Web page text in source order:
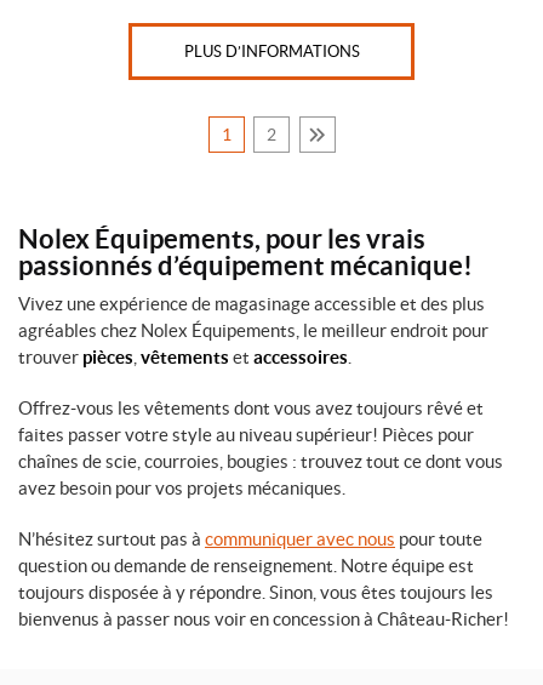
PLUS D’INFORMATIONS
1 2
Nolex Équipements, pour les vrais
passionnés d’équipement mécanique!
Vivez une expérience de magasinage accessible et des plus
agréables chez Nolex Équipements, le meilleur endroit pour
trouver pièces vêtements et accessoires
Offrez-vous les vêtements dont vous avez toujours rêvé et
faites passer votre style au niveau supérieur! Pièces pour
chaînes de scie, courroies, bougies : trouvez tout ce dont vous
avez besoin pour vos projets mécaniques.
N’hésitez surtout pas à communiquer avec nous pour toute
question ou demande de renseignement. Notre équipe est
toujours disposée à y répondre. Sinon, vous êtes toujours les
bienvenus à passer nous voir en concession à Château-Richer!